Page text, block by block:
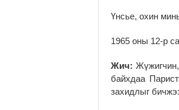
Үнсье, охин
1965 оны 12-р
Жич:
байхдаа
захидлыг